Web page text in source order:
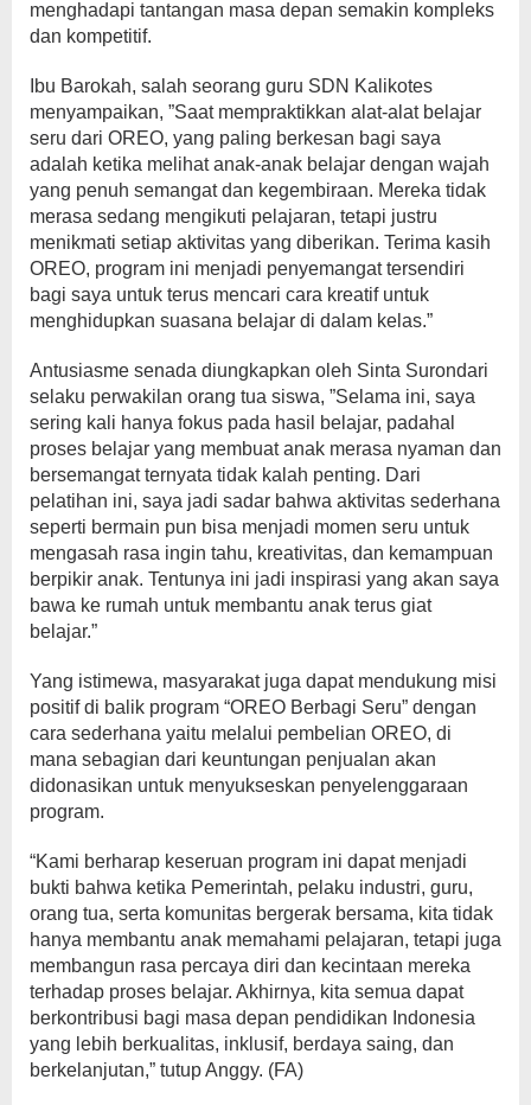
menghadapi tantangan masa depan semakin kompleks
dan kompetitif.
Ibu Barokah, salah seorang guru SDN Kalikotes
menyampaikan, ”Saat mempraktikkan alat-alat belajar
seru dari OREO, yang paling berkesan bagi saya
adalah ketika melihat anak-anak belajar dengan wajah
yang penuh semangat dan kegembiraan. Mereka tidak
merasa sedang mengikuti pelajaran, tetapi justru
menikmati setiap aktivitas yang diberikan. Terima kasih
OREO, program ini menjadi penyemangat tersendiri
bagi saya untuk terus mencari cara kreatif untuk
menghidupkan suasana belajar di dalam kelas.”
Antusiasme senada diungkapkan oleh Sinta Surondari
selaku perwakilan orang tua siswa, ”Selama ini, saya
sering kali hanya fokus pada hasil belajar, padahal
proses belajar yang membuat anak merasa nyaman dan
bersemangat ternyata tidak kalah penting. Dari
pelatihan ini, saya jadi sadar bahwa aktivitas sederhana
seperti bermain pun bisa menjadi momen seru untuk
mengasah rasa ingin tahu, kreativitas, dan kemampuan
berpikir anak. Tentunya ini jadi inspirasi yang akan saya
bawa ke rumah untuk membantu anak terus giat
belajar.”
Yang istimewa, masyarakat juga dapat mendukung misi
positif di balik program “OREO Berbagi Seru” dengan
cara sederhana yaitu melalui pembelian OREO, di
mana sebagian dari keuntungan penjualan akan
didonasikan untuk menyukseskan penyelenggaraan
program.
“Kami berharap keseruan program ini dapat menjadi
bukti bahwa ketika Pemerintah, pelaku industri, guru,
orang tua, serta komunitas bergerak bersama, kita tidak
hanya membantu anak memahami pelajaran, tetapi juga
membangun rasa percaya diri dan kecintaan mereka
terhadap proses belajar. Akhirnya, kita semua dapat
berkontribusi bagi masa depan pendidikan Indonesia
yang lebih berkualitas, inklusif, berdaya saing, dan
berkelanjutan,” tutup Anggy. (FA)